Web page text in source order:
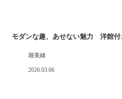
モダンな趣、あせない魅力 洋館付
堀美緒
2026.03.06